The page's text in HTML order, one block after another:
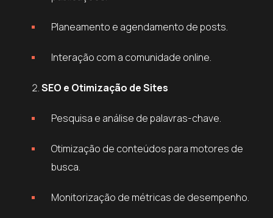
Planeamento e agendamento de posts.
Interação com a comunidade online.
SEO e Otimização de Sites
Pesquisa e análise de palavras-chave.
Otimização de conteúdos para motores de
busca.
Monitorização de métricas de desempenho.